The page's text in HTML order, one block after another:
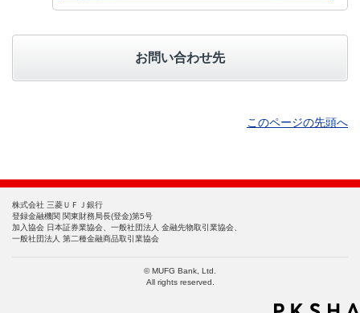
お問い合わせ先
このページの先頭へ
株式会社 三菱ＵＦＪ銀行
登録金融機関 関東財務局長(登金)第5号
加入協会 日本証券業協会、一般社団法人 金融先物取引業協会、
一般社団法人 第二種金融商品取引業協会
© MUFG Bank, Ltd.
All rights reserved.